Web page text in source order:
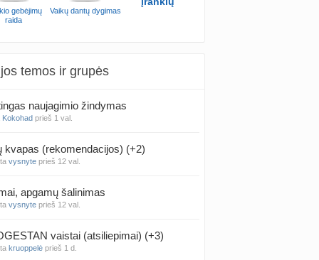
gebėjimų
raida
Vaikų dantų dygimas
temos ir grupės
naujagimio žindymas
Kokohad prieš 1 val.
kvapas (rekomendacijos) (+2)
vysnyte prieš 12 val.
apgamų šalinimas
vysnyte prieš 12 val.
vaistai (atsiliepimai) (+3)
kruoppelė prieš 1 d.